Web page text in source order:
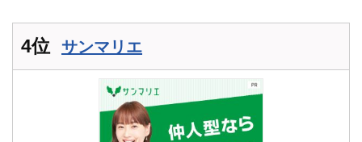
4位 サンマリエ